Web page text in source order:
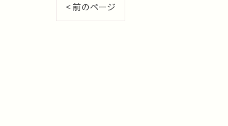
< 前のページ